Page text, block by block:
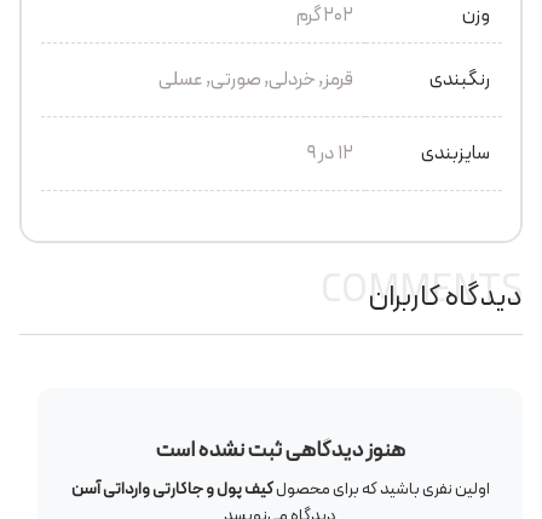
وزن 202 گرم
رنگبندی قرمز, خردلی, صورتی, عسلی
سایزبندی 12 در 9
دیدگاه کاربران
COMMENTS
هنوز دیدگاهی ثبت نشده است
اولین نفری باشید که برای محصولکیف پول و جاکارتی وارداتی آسن